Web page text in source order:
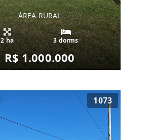
ÁREA RURAL
2 ha 3 dorms
R$ 1.000.000
1073